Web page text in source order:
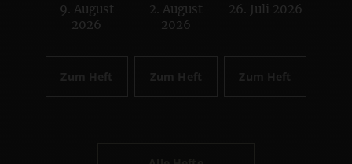
:
9. August
2026
Zum Heft
:
2. August
2026
Zum Heft
:
26. Juli 2026
Zum Heft